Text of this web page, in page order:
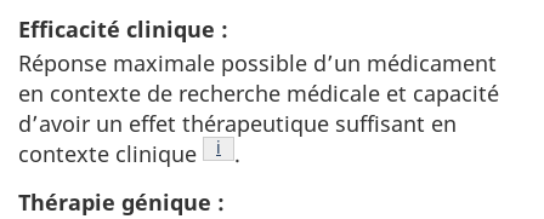
Efficacité clinique :
Réponse maximale possible d’un médicament
en contexte de recherche médicale et capacité
d’avoir un effet thérapeutique suffisant en
contexte clinique
Note de bas de page
i
.
Thérapie génique :